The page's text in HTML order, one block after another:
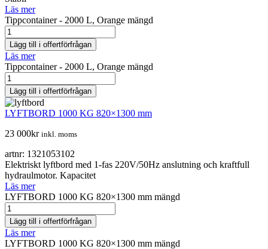
Läs mer
Tippcontainer - 2000 L, Orange mängd
Lägg till i offertförfrågan
Läs mer
Tippcontainer - 2000 L, Orange mängd
Lägg till i offertförfrågan
LYFTBORD 1000 KG 820×1300 mm
23 000kr inkl. moms
artnr: 1321053102
Elektriskt lyftbord med 1-fas 220V/50Hz anslutning och kraftfull
hydraulmotor. Kapacitet
Läs mer
LYFTBORD 1000 KG 820×1300 mm mängd
Lägg till i offertförfrågan
Läs mer
LYFTBORD 1000 KG 820×1300 mm mängd